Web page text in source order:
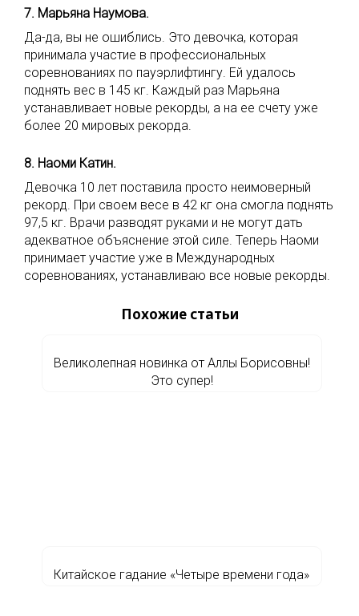
7. Марьяна Наумова.
Да-да, вы не ошиблись. Это девочка, которая
принимала участие в профессиональных
соревнованиях по пауэрлифтингу. Ей удалось
поднять вес в 145 кг. Каждый раз Марьяна
устанавливает новые рекорды, а на ее счету уже
более 20 мировых рекорда.
8. Наоми Катин.
Девочка 10 лет поставила просто неимоверный
рекорд. При своем весе в 42 кг она смогла поднять
97,5 кг. Врачи разводят руками и не могут дать
адекватное объяснение этой силе. Теперь Наоми
принимает участие уже в Международных
соревнованиях, устанавливаю все новые рекорды.
Похожие статьи
Великолепная новинка от Аллы Борисовны!
Это супер!
Китайское гадание «Четыре времени года»